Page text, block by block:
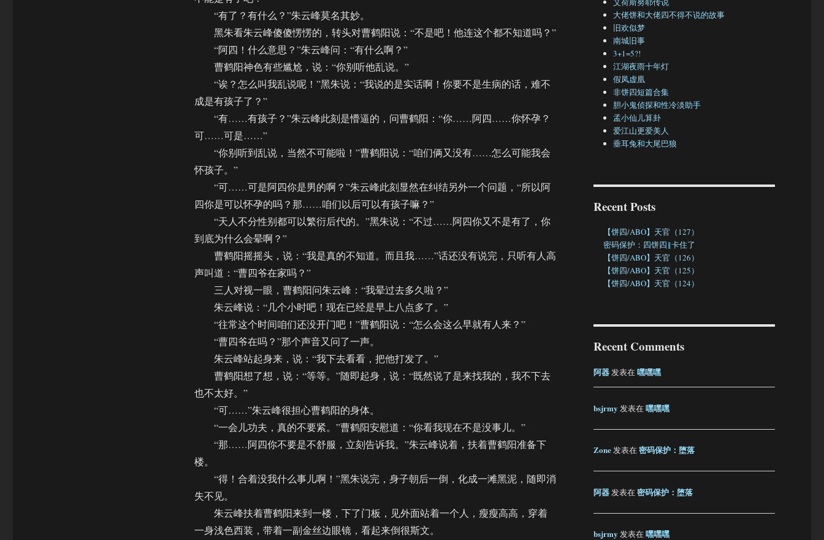
“有了？有什么？”朱云峰莫名其妙。
黑朱看朱云峰傻傻愣愣的，转头对曹鹤阳说：“不是吧！他连这个都不知道吗？”
“阿四！什么意思？”朱云峰问：“有什么啊？”
曹鹤阳神色有些尴尬，说：“你别听他乱说。”
“诶？怎么叫我乱说呢！”黑朱说：“我说的是实话啊！你要不是生病的话，难不
成是有孩子了？”
“有……有孩子？”朱云峰此刻是懵逼的，问曹鹤阳：“你……阿四……你怀孕？
可……可是……”
“你别听到乱说，当然不可能啦！”曹鹤阳说：“咱们俩又没有……怎么可能我会
怀孩子。”
“可……可是阿四你是男的啊？”朱云峰此刻显然在纠结另外一个问题，“所以阿
四你是可以怀孕的吗？那……咱们以后可以有孩子嘛？”
“天人不分性别都可以繁衍后代的。”黑朱说：“不过……阿四你又不是有了，你
到底为什么会晕啊？”
曹鹤阳摇摇头，说：“我是真的不知道。而且我……”话还没有说完，只听有人高
声叫道：“曹四爷在家吗？”
三人对视一眼，曹鹤阳问朱云峰：“我晕过去多久啦？”
朱云峰说：“几个小时吧！现在已经是早上八点多了。”
“往常这个时间咱们还没开门吧！”曹鹤阳说：“怎么会这么早就有人来？”
“曹四爷在吗？”那个声音又问了一声。
朱云峰站起身来，说：“我下去看看，把他打发了。”
曹鹤阳想了想，说：“等等。”随即起身，说：“既然说了是来找我的，我不下去
也不太好。”
“可……”朱云峰很担心曹鹤阳的身体。
“一会儿功夫，真的不要紧。”曹鹤阳安慰道：“你看我现在不是没事儿。”
“那……阿四你不要是不舒服，立刻告诉我。”朱云峰说着，扶着曹鹤阳准备下
楼。
“得！合着没我什么事儿啊！”黑朱说完，身子朝后一倒，化成一滩黑泥，随即消
失不见。
朱云峰扶着曹鹤阳来到一楼，下了门板，见外面站着一个人，瘦瘦高高，穿着
一身浅色西装，带着一副金丝边眼镜，看起来倒很斯文。
大佬饼和大佬四不得不说的故事
旧欢似梦
南城旧事
3+1=5?!
江湖夜雨十年灯
假凤虚凰
非饼四短篇合集
胆小鬼侦探和性冷淡助手
孟小仙儿算卦
爱江山更爱美人
垂耳兔和大尾巴狼
Recent Posts
【饼四/ABO】天官（127）
密码保护：四饼四‖卡住了
【饼四/ABO】天官（126）
【饼四/ABO】天官（125）
【饼四/ABO】天官（124）
Recent Comments
阿器发表在嘿嘿嘿
bsjrmy 发表在嘿嘿嘿
Zone发表在密码保护：堕落
阿器发表在密码保护：堕落
bsjrmy 发表在嘿嘿嘿